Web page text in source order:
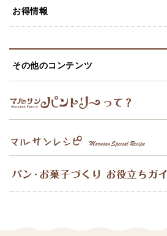
お得情報
その他のコンテンツ